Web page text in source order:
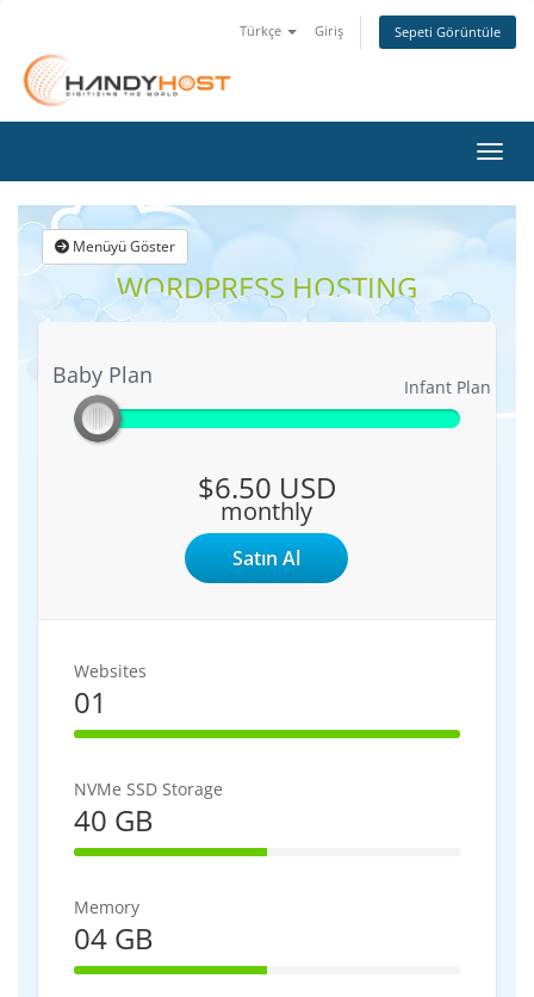
Türkçe Giriş Sepeti Görüntüle
Menüyü Göster
WORDPRESS HOSTING
Baby Plan
Baby Plan Infant Plan
$6.50 USD
monthly
Satın Al
Websites
01
100% Complete
NVMe SSD Storage
40 GB
50% Complete
Memory
04 GB
50% Complete